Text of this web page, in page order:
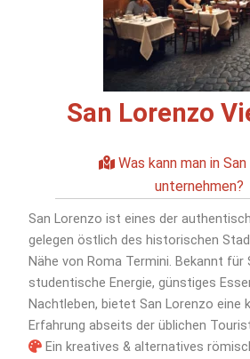
San Lorenzo
Was kann man in
unternehmen?
San Lorenzo ist eines der
gelegen östlich des historischen
Nähe von Roma Termini. Bekannt für
studentische Energie, günstiges
Nachtleben, bietet San Lorenzo eine
Erfahrung abseits der üblichen
Ein kreatives & alternatives